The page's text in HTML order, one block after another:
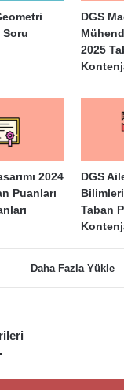
Soru
DGS
2025
2024
Puanları
DGS
Taban
Daha Fazla Yükle